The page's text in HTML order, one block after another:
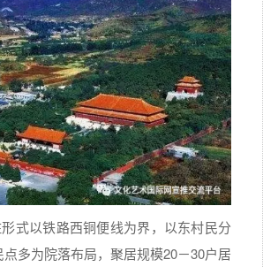
式以铁路西铜便线为界，以东村民分
多为院落布局，聚居规模20－30户居